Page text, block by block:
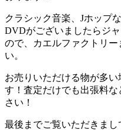
クラシック音楽、Jホップ
DVDがございましたらジ
ので、カエルファクトリ
い。
お売りいただける物が多
す！査定だけでも出張料
さい！
最後までご覧いただきまし